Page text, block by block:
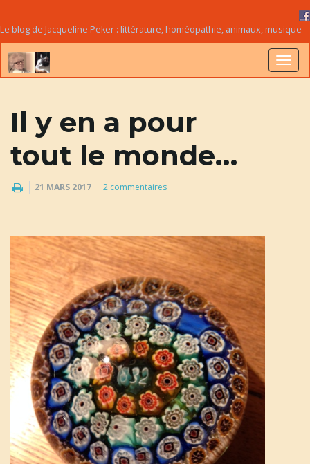
Le blog de Jacqueline Peker : littérature, homéopathie, animaux, musique
Il y en a pour
tout le monde…
21 MARS 2017 2 commentaires